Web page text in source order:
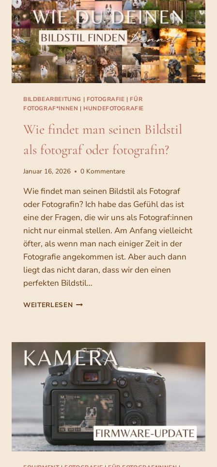
E
N
?
I
P
M
E
N
T
,
S
T
U
&
L
E
,
W
A
S
I
C
F
Ü
R
E
S
E
L
B
S
T
Ä
N
D
I
G
BILDBEARBEITUNG | FOTOGRAFIE | FÜR
FOTOGRAF*INNEN | HUNDEFOTOGRAFIE
Wie findet man seinen Bildstil
als fotograf oder fotografin?
Januar 16, 2026 0 Kommentare
Wie findet man seinen Bildstil als Fotograf
oder Fotografin? Ich habe das Gefühl das ist
eine der Fragen, die wir uns als Fotograf:innen
nicht nur einmal stellen. Am Anfang vielleicht
öfter, als wenn man nach einiger Zeit in der
Fotografie angekommen ist. Aber auch dann
liegt das nicht daran, dass wir den einen
perfekten Bildstil…
WEITERLESENW
I
N
D
T
M
S
E
I